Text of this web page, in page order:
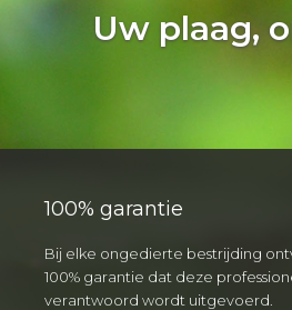
Uw plaag,
100% garantie
Bij elke ongedierte bestrijding
100% garantie dat deze
verantwoord wordt uitgevoerd.